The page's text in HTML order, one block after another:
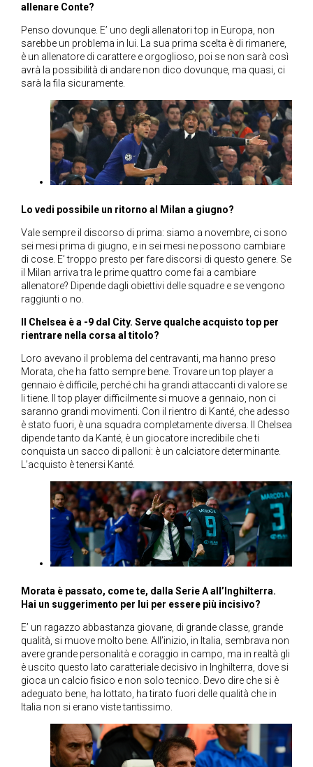
allenare Conte?
Penso dovunque. E’ uno degli allenatori top in Europa, non
sarebbe un problema in lui. La sua prima scelta è di rimanere,
è un allenatore di carattere e orgoglioso, poi se non sarà così
avrà la possibilità di andare non dico dovunque, ma quasi, ci
sarà la fila sicuramente.
Lo vedi possibile un ritorno al Milan a giugno?
Vale sempre il discorso di prima: siamo a novembre, ci sono
sei mesi prima di giugno, e in sei mesi ne possono cambiare
di cose. E’ troppo presto per fare discorsi di questo genere. Se
il Milan arriva tra le prime quattro come fai a cambiare
allenatore? Dipende dagli obiettivi delle squadre e se vengono
raggiunti o no.
Il Chelsea è a -9 dal City. Serve qualche acquisto top per
rientrare nella corsa al titolo?
Loro avevano il problema del centravanti, ma hanno preso
Morata, che ha fatto sempre bene. Trovare un top player a
gennaio è difficile, perché chi ha grandi attaccanti di valore se
li tiene. Il top player difficilmente si muove a gennaio, non ci
saranno grandi movimenti. Con il rientro di Kanté, che adesso
è stato fuori, è una squadra completamente diversa. Il Chelsea
dipende tanto da Kanté, è un giocatore incredibile che ti
conquista un sacco di palloni: è un calciatore determinante.
L’acquisto è tenersi Kanté.
Morata è passato, come te, dalla Serie A all’Inghilterra.
Hai un suggerimento per lui per essere più incisivo?
E’ un ragazzo abbastanza giovane, di grande classe, grande
qualità, si muove molto bene. All’inizio, in Italia, sembrava non
avere grande personalità e coraggio in campo, ma in realtà gli
è uscito questo lato caratteriale decisivo in Inghilterra, dove si
gioca un calcio fisico e non solo tecnico. Devo dire che si è
adeguato bene, ha lottato, ha tirato fuori delle qualità che in
Italia non si erano viste tantissimo.